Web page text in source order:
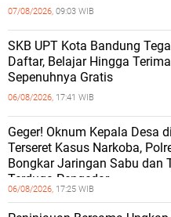
07/08/2026, 09:03 WIB
SKB UPT Kota Bandung
Daftar, Belajar Hingga
Sepenuhnya Gratis
06/08/2026, 17:41 WIB
Geger! Oknum Kepala Desa
Terseret Kasus Narkoba,
Bongkar Jaringan Sabu dan
Terduga Pengedar
06/08/2026, 17:25 WIB